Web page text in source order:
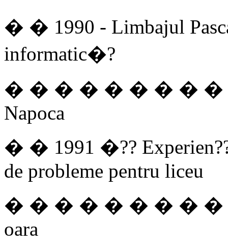
� � 1990 - Limbajul
informatic�?
� � � � � � � � � �
Napoca
� � 1991 �??
de probleme pentru liceu
� � � � � � � � � �
oara